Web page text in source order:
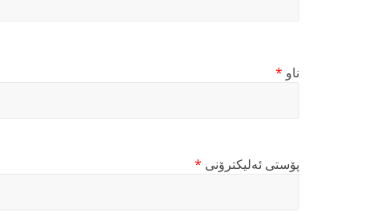
ناو *
پۆستی ئەلیکترۆنی *